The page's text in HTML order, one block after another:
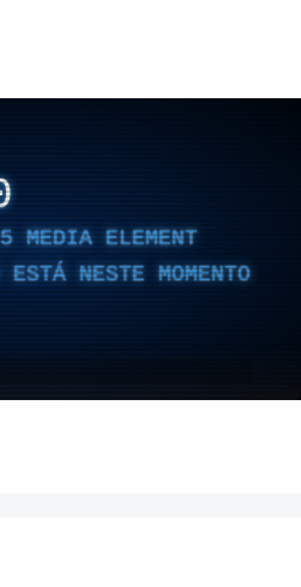
MEDIA ELEMENT
ESTÁ NESTE MOMENTO